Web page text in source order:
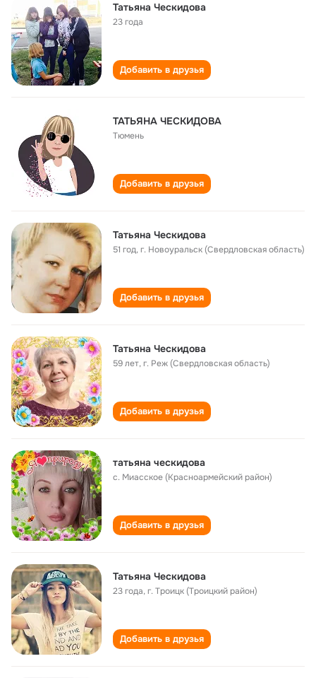
Татьяна Ческидова
23 года
Добавить в друзья
ТАТЬЯНА ЧЕСКИДОВА
Тюмень
Добавить в друзья
Татьяна Ческидова
51 год,г. Новоуральск (Свердловская область)
Добавить в друзья
Татьяна Ческидова
59 лет,г. Реж (Свердловская область)
Добавить в друзья
татьяна ческидова
с. Миасское (Красноармейский район)
Добавить в друзья
Татьяна Ческидова
23 года,г. Троицк (Троицкий район)
Добавить в друзья